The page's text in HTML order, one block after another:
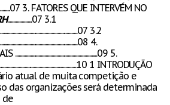
3. FATORES QUE INTERVÉM NO
.....................07 3.1
3.2
4.
5.
1 INTRODUÇÃO
atual de muita competição e
das organizações será determinada
de